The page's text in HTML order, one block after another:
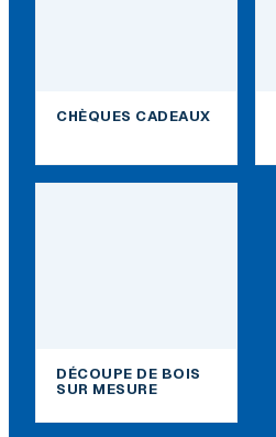
CHÈQUES CADEAUX
DÉCOUPE DE BOIS
SUR MESURE